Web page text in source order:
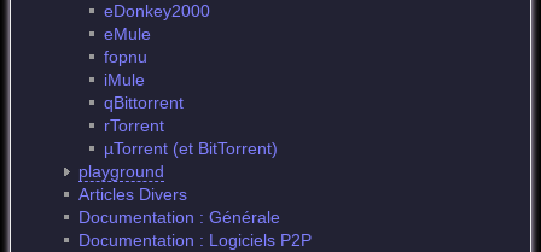
eDonkey2000
eMule
fopnu
iMule
qBittorrent
rTorrent
µTorrent (et BitTorrent)
playground
Articles Divers
Documentation : Générale
Documentation : Logiciels P2P